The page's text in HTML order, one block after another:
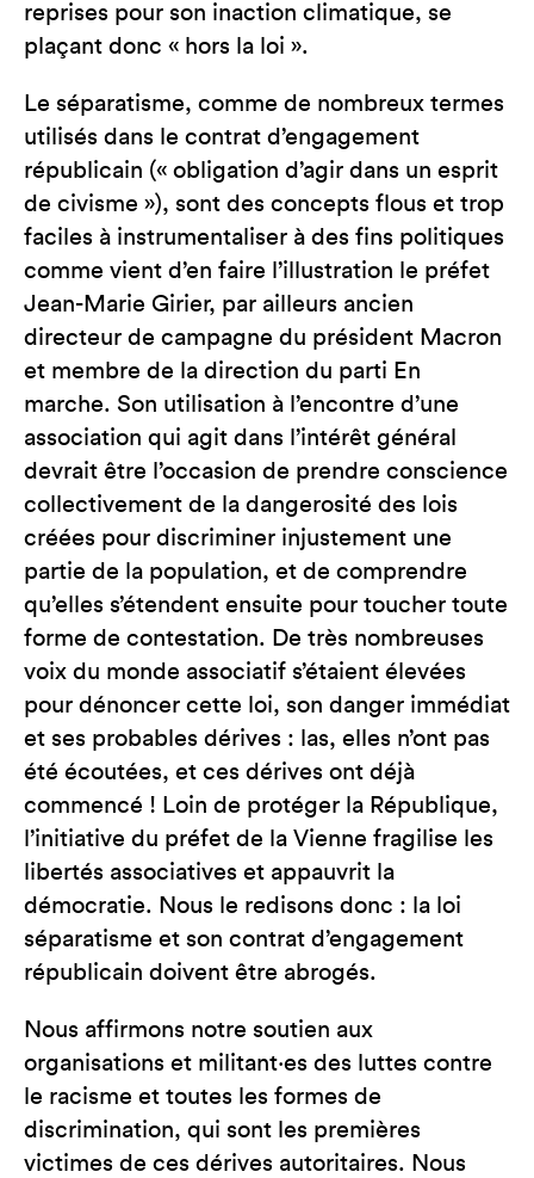
reprises pour son inaction climatique, se
plaçant donc « hors la loi ».
Le séparatisme, comme de nombreux termes
utilisés dans le contrat d’engagement
républicain (« obligation d’agir dans un esprit
de civisme »), sont des concepts flous et trop
faciles à instrumentaliser à des fins politiques
comme vient d’en faire l’illustration le préfet
Jean-Marie Girier, par ailleurs ancien
directeur de campagne du président Macron
et membre de la direction du parti En
marche. Son utilisation à l’encontre d’une
association qui agit dans l’intérêt général
devrait être l’occasion de prendre conscience
collectivement de la dangerosité des lois
créées pour discriminer injustement une
partie de la population, et de comprendre
qu’elles s’étendent ensuite pour toucher toute
forme de contestation. De très nombreuses
voix du monde associatif s’étaient élevées
pour dénoncer cette loi, son danger immédiat
et ses probables dérives : las, elles n’ont pas
été écoutées, et ces dérives ont déjà
commencé ! Loin de protéger la République,
l’initiative du préfet de la Vienne fragilise les
libertés associatives et appauvrit la
démocratie. Nous le redisons donc : la loi
séparatisme et son contrat d’engagement
républicain doivent être abrogés.
Nous affirmons notre soutien aux
organisations et militant‧es des luttes contre
le racisme et toutes les formes de
discrimination, qui sont les premières
victimes de ces dérives autoritaires. Nous